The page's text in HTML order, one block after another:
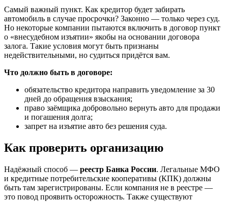
Самый важный пункт. Как кредитор будет забирать
автомобиль в случае просрочки? Законно — только через суд.
Но некоторые компании пытаются включить в договор пункт
о «внесудебном изъятии» якобы на основании договора
залога. Такие условия могут быть признаны
недействительными, но судиться придётся вам.
Что должно быть в договоре:
обязательство кредитора направить уведомление за 30
дней до обращения взыскания;
право заёмщика добровольно вернуть авто для продажи
и погашения долга;
запрет на изъятие авто без решения суда.
Как проверить организацию
Надёжный способ — реестр Банка России. Легальные МФО
и кредитные потребительские кооперативы (КПК) должны
быть там зарегистрированы. Если компания не в реестре —
это повод проявить осторожность. Также существуют